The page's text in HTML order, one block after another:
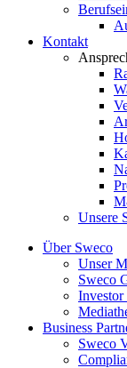
Kontakt
Unsere
Über Sweco
Unser
Sweco
Investor
Business
Sweco